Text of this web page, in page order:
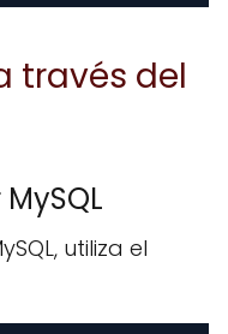
través del
utiliza el